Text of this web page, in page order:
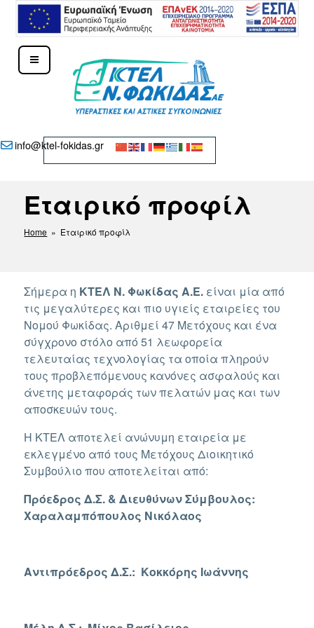
Μετάβαση
ΚΤΕΛ Ν. ΦΩΚΊΔΑΣ – ΔΕΛΦΟΊ
info@ktel-fokidas.gr
Εταιρικό προφίλ
Home » Εταιρικό προφίλ
Σήμερα η ΚΤΕΛ Ν. Φωκίδας Α.Ε. είναι μία από
τις μεγαλύτερες και πιο υγιείς εταιρείες του
Νομού Φωκίδας. Αριθμεί 47 Μετόχους και ένα
σύγχρονο στόλο από 51 λεωφορεία
τελευταίας τεχνολογίας τα οποία πληρούν
τους προβλεπόμενους κανόνες ασφαλούς και
άνετης μεταφοράς των πελατών μας και των
αποσκευών τους.
Η ΚΤΕΛ αποτελεί ανώνυμη εταιρεία με
εκλεγμένο από τους Μετόχους Διοικητικό
Συμβούλιο που αποτελείται από:
Πρόεδρος Δ.Σ. & Διευθύνων Σύμβουλος:
Χαραλαμπόπουλος Νικόλαος
Αντιπρόεδρος Δ.Σ.: Κοκκόρης Ιωάννης